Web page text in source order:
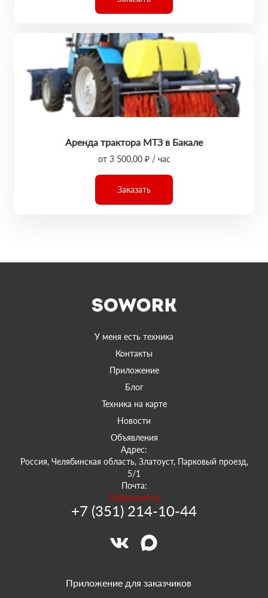
Аренда трактора МТЗ в Бакале
от 3 500,00 ₽ / час
Заказать
У меня есть техника
Контакты
Приложение
Блог
Техника на карте
Новости
Объявления
Адрес:
Россия, Челябинская область, Златоуст, Парковый проезд,
5/1
Почта:
74@sowork.ru
+7 (351) 214-10-44
Приложение для заказчиков